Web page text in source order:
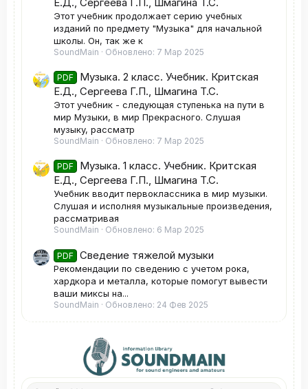
Этот учебник продолжает серию учебных
изданий по предмету "Музыка" для начальной
школы. Он, так же к
SoundMain Обновлено: 7 Мар 2025
PDF
Музыка. 2 класс. Учебник. Критская
Е.Д., Сергеева Г.П., Шмагина Т.С.
Этот учебник - следующая ступенька на пути в
мир Музыки, в мир Прекрасного. Слушая
музыку, рассматр
SoundMain Обновлено: 7 Мар 2025
PDF
Музыка. 1 класс. Учебник. Критская
Е.Д., Сергеева Г.П., Шмагина Т.С.
Учебник вводит первоклассника в мир музыки.
Слушая и исполняя музыкальные произведения,
рассматривая
SoundMain Обновлено: 6 Мар 2025
PDF Сведение тяжелой музыки
Рекомендации по сведению с учетом рока,
хардкора и металла, которые помогут вывести
ваши миксы на...
SoundMain Обновлено: 24 Фев 2025